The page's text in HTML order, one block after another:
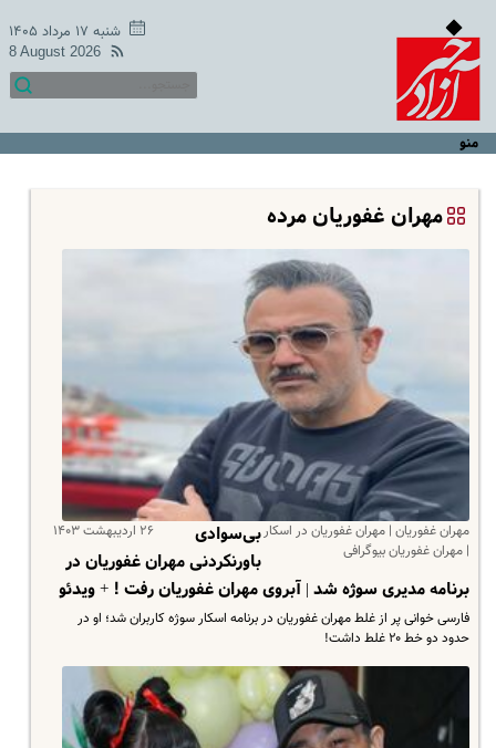
شنبه ۱۷ مرداد ۱۴۰۵
8 August 2026
منو
مهران غفوریان مرده
مهران غفوریان | مهران غفوریان در اسکار
| مهران غفوریان بیوگرافی
۲۶ اردیبهشت ۱۴۰۳
بی‌سوادی
باورنکردنی مهران غفوریان در
برنامه مدیری سوژه شد | آبروی مهران غفوریان رفت ! + ویدئو
فارسی خوانی پر از غلط مهران غفوریان در برنامه اسکار سوژه کاربران شد؛ او در
حدود دو خط ۲۰ غلط داشت!